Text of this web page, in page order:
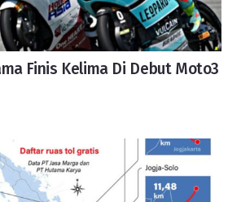
Finis Kelima Di Debut Moto3